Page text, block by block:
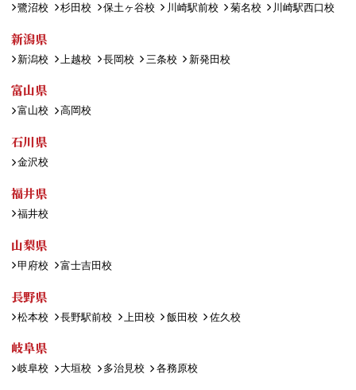
鷺沼校
杉田校 保土ヶ谷校 川崎駅前校 菊名校 川崎駅西口校
新潟県
新潟校 上越校 長岡校 三条校 新発田校
富山県
富山校 高岡校
石川県
金沢校
福井県
福井校
山梨県
甲府校 富士吉田校
長野県
松本校 長野駅前校 上田校 飯田校 佐久校
岐阜県
岐阜校 大垣校 多治見校 各務原校